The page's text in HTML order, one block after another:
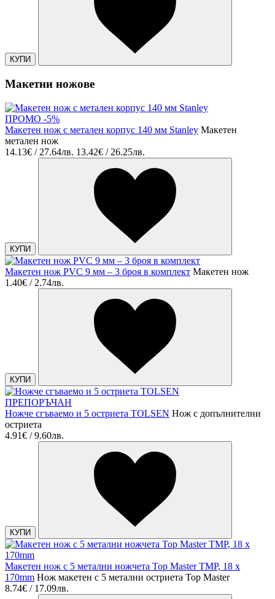
КУПИ
Макетни ножове
ПРОМО -5%
Макетен нож с метален корпус 140 мм Stanley Макетен
метален нож
14.13€ / 27.64лв. 13.42€ / 26.25лв.
КУПИ
Макетен нож PVC 9 мм – 3 броя в комплект Макетен нож
1.40€ / 2.74лв.
КУПИ
ПРЕПОРЪЧАН
Ножче сгъваемо и 5 остриета TOLSEN Нож с допълнителни
остриета
4.91€ / 9.60лв.
КУПИ
Макетен нож с 5 метални ножчета Top Master TMP, 18 х
170mm Нож макетен с 5 метални остриета Top Master
8.74€ / 17.09лв.